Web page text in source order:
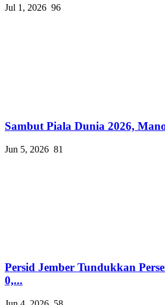
Jul 1, 2026 96
Sambut Piala Dunia 2026,
Jun 5, 2026 81
Persid Jember Tundukkan
0,...